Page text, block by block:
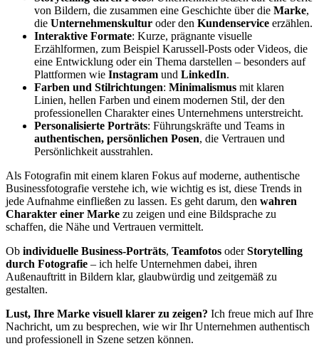
von Bildern, die zusammen eine Geschichte über die Marke,
die Unternehmenskultur oder den Kundenservice erzählen.
Interaktive Formate: Kurze, prägnante visuelle
Erzählformen, zum Beispiel Karussell-Posts oder Videos, die
eine Entwicklung oder ein Thema darstellen – besonders auf
Plattformen wie Instagram und LinkedIn.
Farben und Stilrichtungen: Minimalismus mit klaren
Linien, hellen Farben und einem modernen Stil, der den
professionellen Charakter eines Unternehmens unterstreicht.
Personalisierte Porträts: Führungskräfte und Teams in
authentischen, persönlichen Posen, die Vertrauen und
Persönlichkeit ausstrahlen.
Als Fotografin mit einem klaren Fokus auf moderne, authentische
Businessfotografie verstehe ich, wie wichtig es ist, diese Trends in
jede Aufnahme einfließen zu lassen. Es geht darum, den wahren
Charakter einer Marke zu zeigen und eine Bildsprache zu
schaffen, die Nähe und Vertrauen vermittelt.
Ob individuelle Business-Porträts, Teamfotos oderStorytelling
durch Fotografie – ich helfe Unternehmen dabei, ihren
Außenauftritt in Bildern klar, glaubwürdig und zeitgemäß zu
gestalten.
Lust, Ihre Marke visuell klarer zu zeigen? Ich freue mich auf Ihre
Nachricht, um zu besprechen, wie wir Ihr Unternehmen authentisch
und professionell in Szene setzen können.